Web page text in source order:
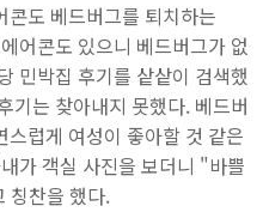
도 베드버그를 퇴치하는
어콘도 있으니 베드버그가 없
민박집 후기를 샅샅이 검색했
기는 찾아내지 못했다. 베드버
럽게 여성이 좋아할 것 같은
가 객실 사진을 보더니 "바쁠
칭찬을 했다.